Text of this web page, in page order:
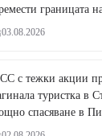
границата
03.08.2026
с тежки акции
туристка в
спасяване в